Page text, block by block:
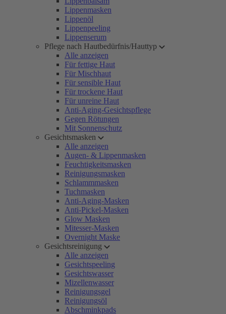
Lippenmasken
Lippenöl
Lippenpeeling
Lippenserum
Pflege nach Hautbedürfnis/Hauttyp
Alle anzeigen
Für fettige Haut
Für Mischhaut
Für sensible Haut
Für trockene Haut
Für unreine Haut
Anti-Aging-Gesichtspflege
Gegen Rötungen
Mit Sonnenschutz
Gesichtsmasken
Alle anzeigen
Augen- & Lippenmasken
Feuchtigkeitsmasken
Reinigungsmasken
Schlammmasken
Tuchmasken
Anti-Aging-Masken
Anti-Pickel-Masken
Glow Masken
Mitesser-Masken
Overnight Maske
Gesichtsreinigung
Alle anzeigen
Gesichtspeeling
Gesichtswasser
Mizellenwasser
Reinigungsgel
Reinigungsöl
Abschminkpads